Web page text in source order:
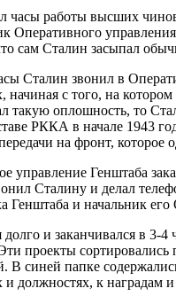
часы работы высших
Оперативного
сам Сталин засыпал
Сталин звонил в
начиная с того, на
такую оплошность, то
РККА в начале 1943
на фронт,
управление Генштаба
Сталину и делал
Генштаба и начальник
и заканчивался в 3-
проекты
В синей папке
должностях, к наградам и